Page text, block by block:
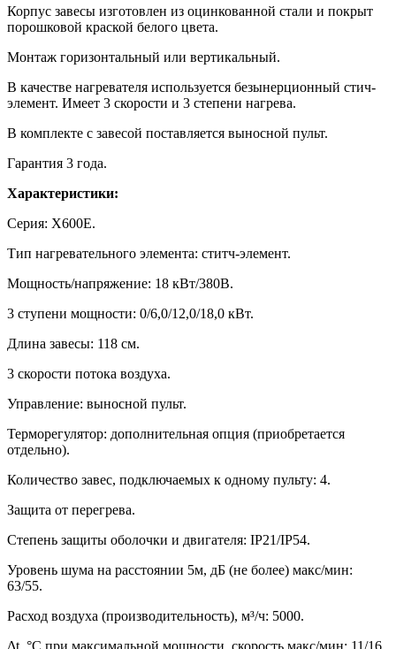
Корпус завесы изготовлен из оцинкованной стали и покрыт
порошковой краской белого цвета.
Монтаж горизонтальный или вертикальный.
В качестве нагревателя используется безынерционный стич-
элемент. Имеет 3 скорости и 3 степени нагрева.
В комплекте с завесой поставляется выносной пульт.
Гарантия 3 года.
Характеристики:
Серия: X600Е.
Тип нагревательного элемента: ститч-элемент.
Мощность/напряжение: 18 кВт/380В.
3 ступени мощности: 0/6,0/12,0/18,0 кВт.
Длина завесы: 118 см.
3 скорости потока воздуха.
Управление: выносной пульт.
Терморегулятор: дополнительная опция (приобретается
отдельно).
Количество завес, подключаемых к одному пульту: 4.
Защита от перегрева.
Степень защиты оболочки и двигателя: IP21/IP54.
Уровень шума на расстоянии 5м, дБ (не более) макс/мин:
63/55.
Расход воздуха (производительность), м³/ч: 5000.
Δt, °C при максимальной мощности, скорость макс/мин: 11/16.